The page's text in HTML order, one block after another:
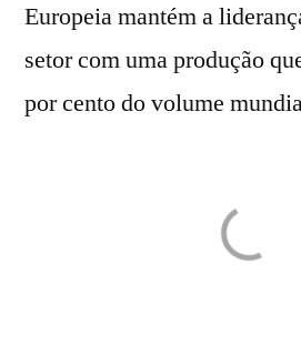
Europeia mantém a
setor com uma produção
por cento do volume